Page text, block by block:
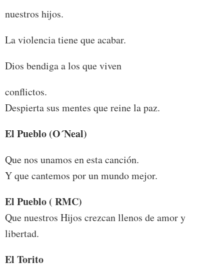
nuestros hijos.
La violencia tiene que acabar.
Dios bendiga a los que viven
conflictos.
Despierta sus mentes que reine la paz.
El Pueblo (O´Neal)
Que nos unamos en esta canción.
Y que cantemos por un mundo mejor.
El Pueblo ( RMC)
Que nuestros Hijos crezcan llenos de amor y
libertad.
El Torito